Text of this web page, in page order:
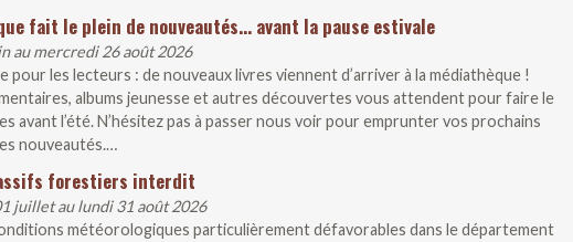
fait le plein de nouveautés… avant la pause estivale
au mercredi 26 août 2026
pour les lecteurs : de nouveaux livres viennent d’arriver à la médiathèque !
albums jeunesse et autres découvertes vous attendent pour faire le
avant l’été. N’hésitez pas à passer nous voir pour emprunter vos prochains
nouveautés.…
forestiers interdit
juillet au lundi 31 août 2026
météorologiques particulièrement défavorables dans le département